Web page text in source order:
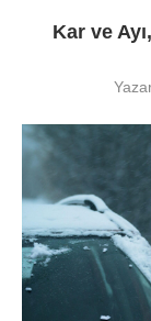
Kar ve